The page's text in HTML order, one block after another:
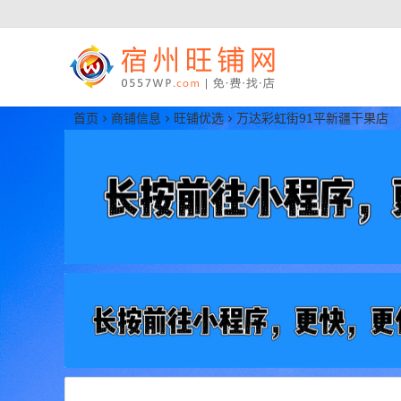
宿州旺铺网
首页 商铺信息 旺铺优选 万达彩虹街91平新疆干果店